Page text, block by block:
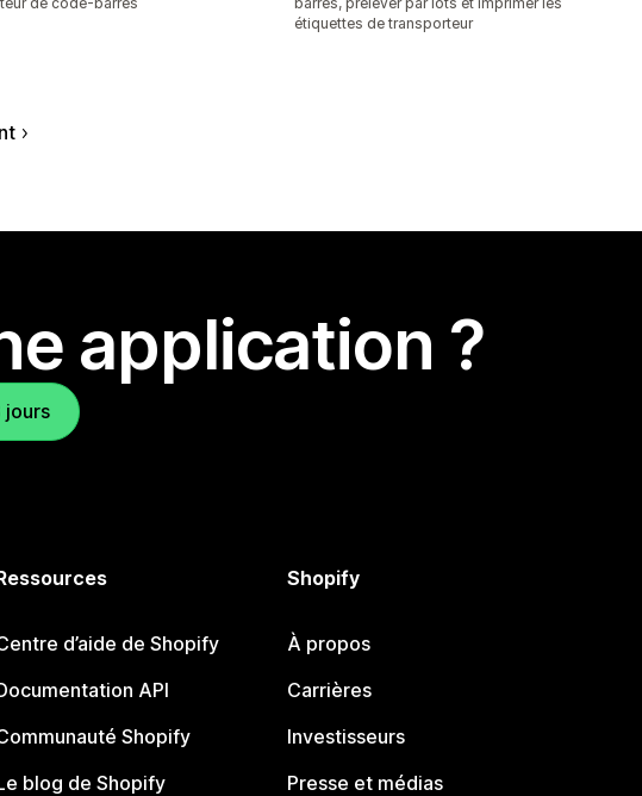
étiquettes de transporteur
application ?
jours
d’aide de Shopify
API
Shopify
blog de Shopify
Shopify
À propos
Carrières
Investisseurs
Presse et médias